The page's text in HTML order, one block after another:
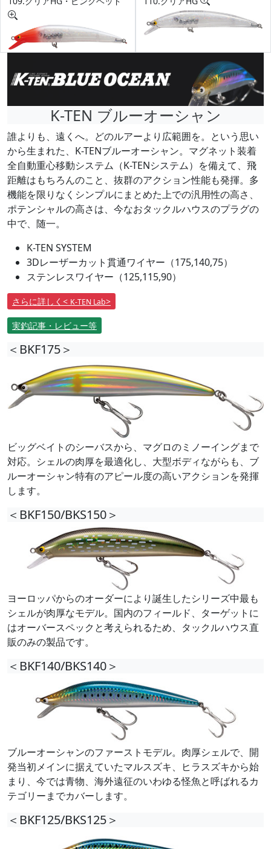
K-TEN ブルーオーシャン
誰よりも、遠くへ。どのルアーより広範囲を。という思い
から生まれた、K-TENブルーオーシャン。マグネット装着
全自動重心移動システム（K-TENシステム）を備えて、飛
距離はもちろんのこと、抜群のアクション性能も発揮。多
機能を限りなくシンプルにまとめた上での汎用性の高さ、
ポテンシャルの高さは、今なおタックルハウスのプラグの
中で、随一。
K-TEN SYSTEM
3Dレーザーカット貫通ワイヤー（175,140,75）
ステンレスワイヤー（125,115,90）
さらに詳しく< K-TEN Lab>
実釣記事・レビュー等
＜BKF175＞
ビッグベイトのシーバスから、マグロのミノーイングまで
対応。シェルの肉厚を最適化し、大型ボディながらも、ブ
ルーオーシャン特有のアピール度の高いアクションを発揮
します。
＜BKF150/BKS150＞
ヨーロッパからのオーダーにより誕生したシリーズ中最も
シェルが肉厚なモデル。国内のフィールド、ターゲットに
はオーバースペックと考えられるため、タックルハウス直
販のみの製品です。
＜BKF140/BKS140＞
ブルーオーシャンのファーストモデル。肉厚シェルで、開
発当初メインに据えていたマルスズキ、ヒラスズキから始
まり、今では青物、海外遠征のいわゆる怪魚と呼ばれるカ
テゴリーまでカバーします。
＜BKF125/BKS125＞